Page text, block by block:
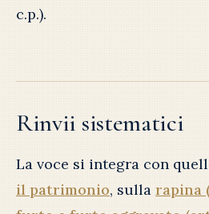
c.p.).
Rinvii sistematici
La voce si integra con
il patrimonio, sulla rapina